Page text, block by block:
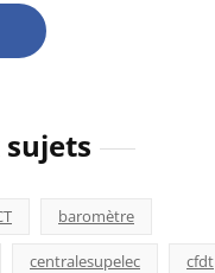
baromètre
centralesupelec cfdt